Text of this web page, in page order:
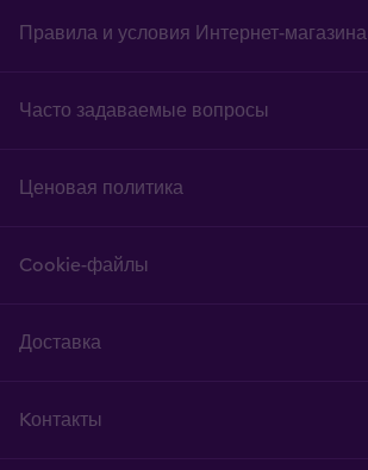
Правила и условия Интернет-магазина
Часто задаваемые вопросы
Ценовая политика
Cookie-файлы
Доставка
Kонтакты